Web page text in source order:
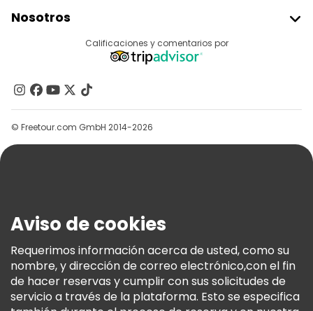
Acceder Como Proveedor
Programa De Afiliados
Nosotros
Contacto
Grupos
Ayuda
Términos E Información Legal
Política De Cookies
Freetour Premios
Programa De Fidelidad
Calificaciones y comentarios por
© Freetour.com GmbH 2014-2026
Aviso de cookies
Requerimos información acerca de usted, como su
nombre, y dirección de correo electrónico,con el fin
de hacer reservas y cumplir con sus solicitudes de
servicio a través de la plataforma. Esto se especifica